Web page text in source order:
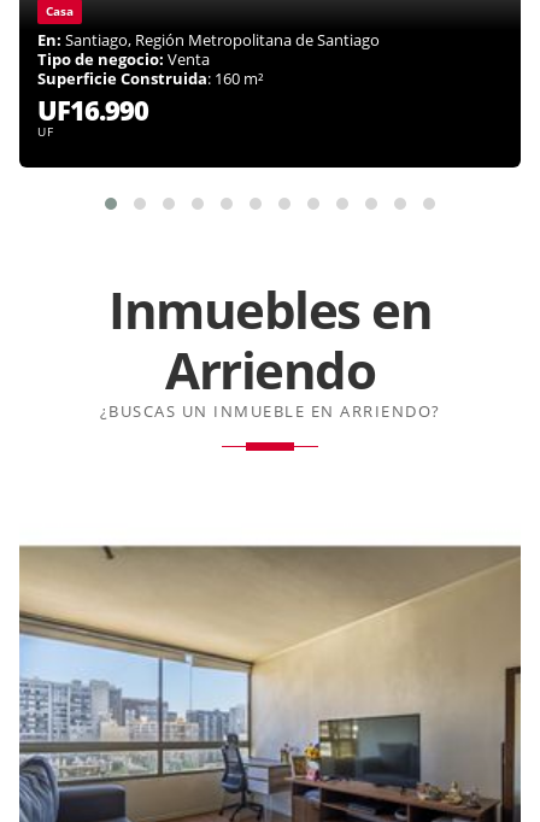
Casa
En: Santiago, Región Metropolitana de Santiago
Tipo de negocio: Venta
Superficie Construida: 160 m²
UF16.990
UF
Inmuebles en
Arriendo
¿BUSCAS UN INMUEBLE EN ARRIENDO?